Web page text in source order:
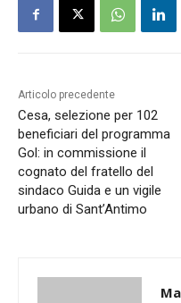
Articolo precedente
Cesa, selezione per 102
beneficiari del programma
Gol: in commissione il
cognato del fratello del
sindaco Guida e un vigile
urbano di Sant’Antimo